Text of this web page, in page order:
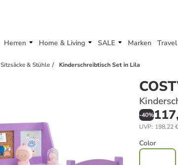
Herren Home & Living SALE Marken Travel
Sitzsäcke & Stühle Kinderschreibtisch Set in Lila
-40%
UVP: 198,22 €
Color